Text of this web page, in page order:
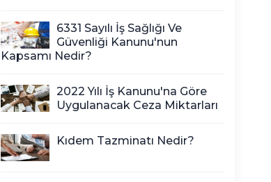
6331 Sayılı İş Sağlığı Ve
Güvenliği Kanunu'nun
Kapsamı Nedir?
2022 Yılı İş Kanunu'na Göre
Uygulanacak Ceza Miktarları
Kıdem Tazminatı Nedir?